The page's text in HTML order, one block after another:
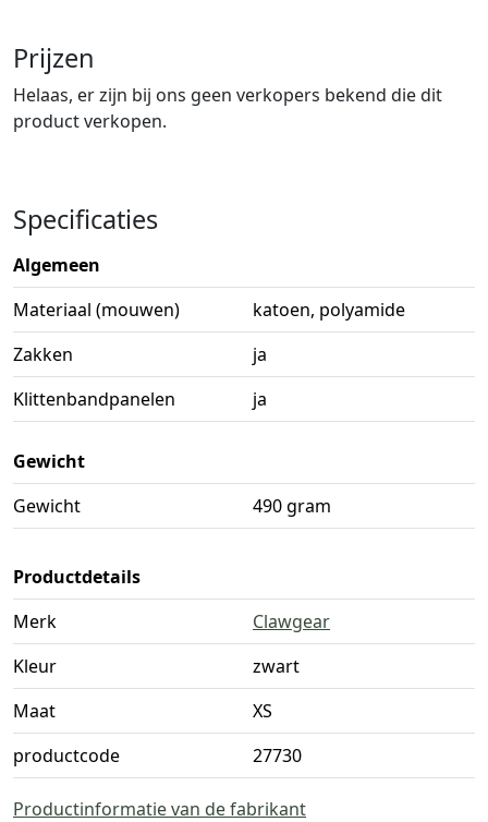
Prijzen
Helaas, er zijn bij ons geen verkopers bekend die dit
product verkopen.
Specificaties
Algemeen
Materiaal (mouwen)
katoen, polyamide
Zakken
ja
Klittenbandpanelen
ja
Gewicht
Gewicht
490 gram
Productdetails
Merk
Clawgear
Kleur
zwart
Maat
XS
productcode
27730
Productinformatie van de fabrikant